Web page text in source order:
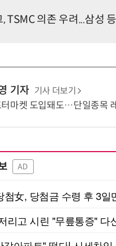
TSMC 의존 우려...삼성
기자 기사 더보기
마켓 도입돼도…단일종목 레버리지, 거래
AD